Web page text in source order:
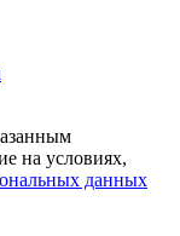
на условиях,
данных